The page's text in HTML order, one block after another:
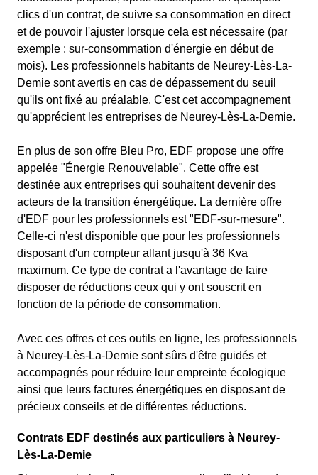
clics d'un contrat, de suivre sa consommation en direct
et de pouvoir l'ajuster lorsque cela est nécessaire (par
exemple : sur-consommation d'énergie en début de
mois). Les professionnels habitants de Neurey-Lès-La-
Demie sont avertis en cas de dépassement du seuil
qu'ils ont fixé au préalable. C'est cet accompagnement
qu'apprécient les entreprises de Neurey-Lès-La-Demie.
En plus de son offre Bleu Pro, EDF propose une offre
appelée "Énergie Renouvelable". Cette offre est
destinée aux entreprises qui souhaitent devenir des
acteurs de la transition énergétique. La dernière offre
d'EDF pour les professionnels est "EDF-sur-mesure".
Celle-ci n'est disponible que pour les professionnels
disposant d'un compteur allant jusqu'à 36 Kva
maximum. Ce type de contrat a l'avantage de faire
disposer de réductions ceux qui y ont souscrit en
fonction de la période de consommation.
Avec ces offres et ces outils en ligne, les professionnels
à Neurey-Lès-La-Demie sont sûrs d'être guidés et
accompagnés pour réduire leur empreinte écologique
ainsi que leurs factures énergétiques en disposant de
précieux conseils et de différentes réductions.
Contrats EDF destinés aux particuliers à Neurey-
Lès-La-Demie